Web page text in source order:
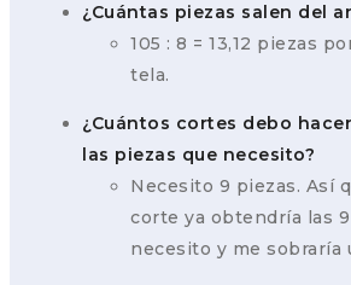
¿Cuántas piezas salen del
105 : 8 = 13,12 piezas
tela.
¿Cuántos cortes debo
las piezas que necesito?
Necesito 9 piezas. Así
corte ya obtendría las
necesito y me sobraría